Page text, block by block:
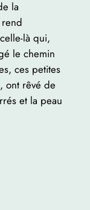
la
là qui,
le chemin
ces petites
ont rêvé de
et la peau